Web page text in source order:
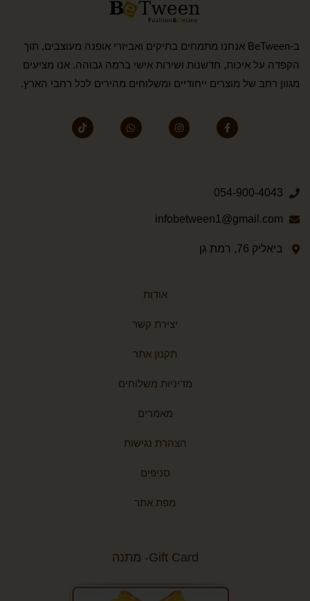
ב-BeTween אנחנו מתמחים בתיקים ואביזרי אופנה מעוצבים, תוך
הקפדה על איכות, חדשנות ושירות אישי ברמה גבוהה. אנו מציעים
מגוון רחב של מוצרים ייחודיים ומשלוחים מהירים לכל רחבי הארץ.
054-900-4043
infobetween1@gmail.com
ביאליק 76, רמת גן
אודות
יצירת קשר
תקנון אתר
מדיניות משלוחים
מאמרים
הצהרת נגישות
סניפים
מפת אתר
Gift Card- מתנה